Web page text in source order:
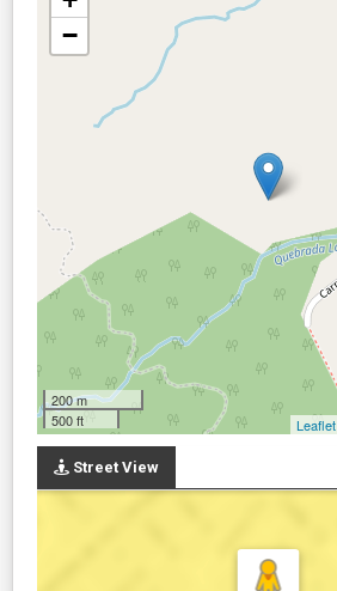
−
200 m
500 ft
Leaflet
Street View